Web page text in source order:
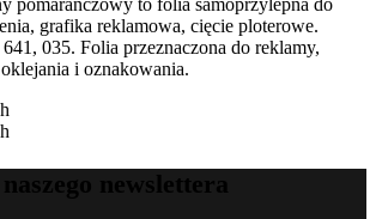
pomarańczowy to folia samoprzylepna do
grafika reklamowa, cięcie ploterowe.
035. Folia przeznaczona do reklamy,
i oznakowania.
newslettera